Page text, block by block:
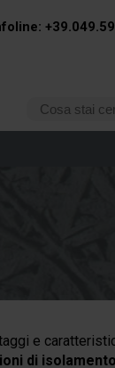
e
di isolamento